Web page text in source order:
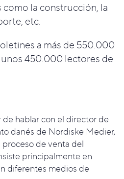
la construcción, la
etc.
a más de 550.000
450.000 lectores de
hablar con el director de
danés de Nordiske Medier,
proceso de venta del
principalmente en
diferentes medios de